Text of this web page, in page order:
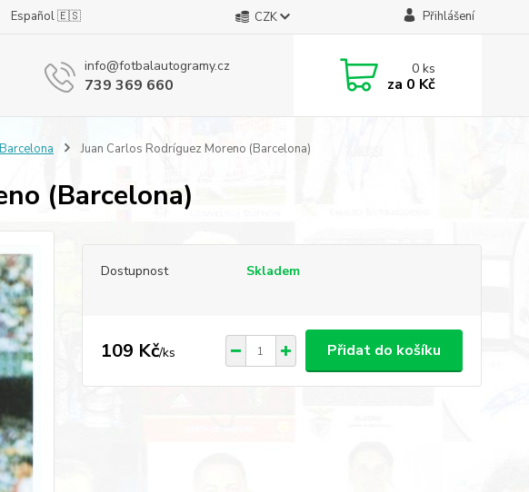
Español 🇪🇸 CZK Přihlášení
info@fotbalautogramy.cz
739 369 660
0ks
za 0 Kč
Barcelona Juan Carlos Rodríguez Moreno (Barcelona)
(Barcelona)
Dostupnost Skladem
109 Kč/ks Přidat do košíku